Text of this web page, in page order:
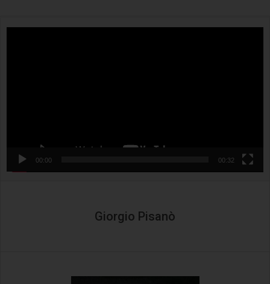
00:00 00:32
Giorgio Pisanò